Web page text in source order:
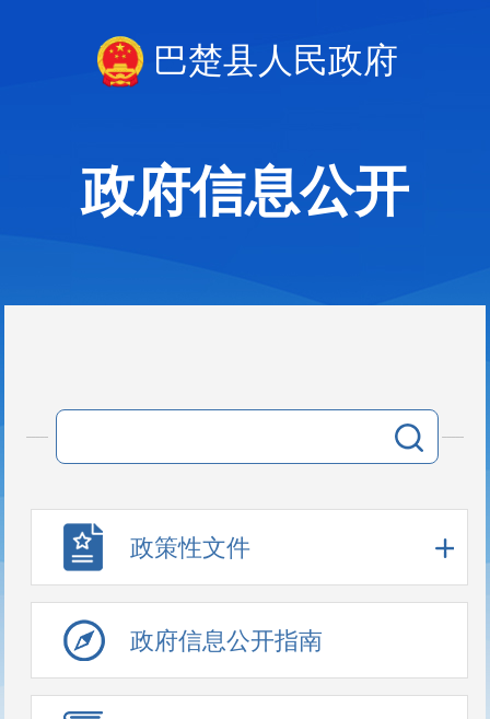
巴楚县人民政府
政府信息公开
政策性文件
政府信息公开指南